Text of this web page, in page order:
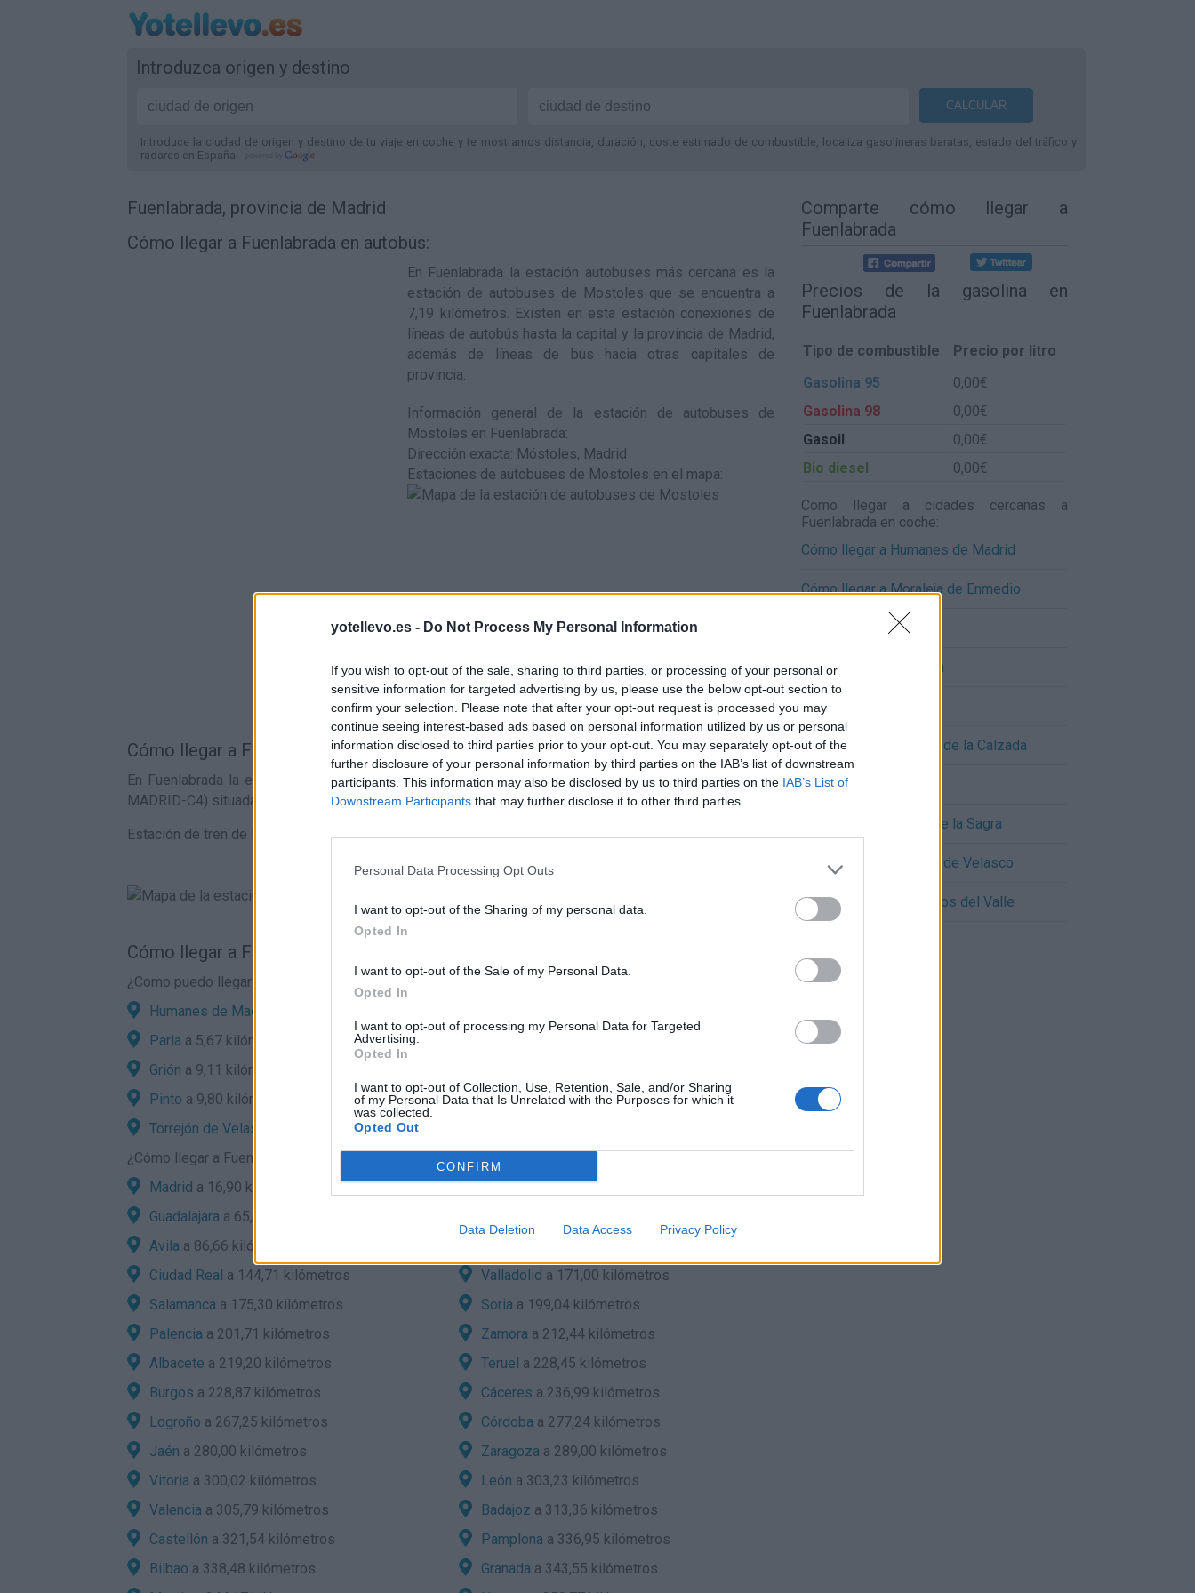
yotellevo.es - Do Not Process My Personal Information
If you wish to opt-out of the sale, sharing to third parties, or processing of your personal or
sensitive information for targeted advertising by us, please use the below opt-out section to
confirm your selection. Please note that after your opt-out request is processed you may
continue seeing interest-based ads based on personal information utilized by us or personal
information disclosed to third parties prior to your opt-out. You may separately opt-out of the
further disclosure of your personal information by third parties on the IAB’s list of downstream
participants. This information may also be disclosed by us to third parties on the IAB’s List of
Downstream Participants that may further disclose it to other third parties.
Personal Data Processing Opt Outs
I want to opt-out of the Sharing of my personal data.
Opted In
I want to opt-out of the Sale of my Personal Data.
Opted In
I want to opt-out of processing my Personal Data for Targeted
Advertising.
Opted In
I want to opt-out of Collection, Use, Retention, Sale, and/or Sharing
of my Personal Data that Is Unrelated with the Purposes for which it
was collected.
Opted Out
CONFIRM
Data Deletion Data Access Privacy Policy
Introduzca origen y destino
Introduce la ciudad de origen y destino de tu viaje en coche y te mostramos distancia, duración, coste estimado de combustible, localiza gasolineras baratas, estado del tráfico y
radares en España.
Fuenlabrada, provincia de Madrid
Cómo llegar a Fuenlabrada en autobús:
En Fuenlabrada la estación autobuses más cercana es la
estación de autobuses de Mostoles que se encuentra a
7,19 kilómetros. Existen en esta estación conexiones de
líneas de autobús hasta la capital y la provincia de Madrid,
además de líneas de bus hacia otras capitales de
provincia.
Información general de la estación de autobuses de
Mostoles en Fuenlabrada:
Dirección exacta: Móstoles, Madrid
Estaciones de autobuses de Mostoles en el mapa:
Cómo llegar a Fuenlabrada en tren:
En Fuenlabrada la estación de tren más cercana es la estación de tren de cercanias de Parla (líneas
MADRID-C4) situada a 0,19 kilómetros
Estación de tren de Parla en el mapa
Cómo llegar a Fuenlabrada por carretera:
¿Como puedo llegar en coche a Fuenlabrada desde localidades cercanas?
Humanes de Madrid
Parla a 5,67 kilómetros
Grión a 9,11 kilómetros
Pinto a 9,80 kilómetros Cubas de la Sagra a 10,69 kilómetros
Torrejón de Velasco
a 10,87 kilómetros
¿ Cómo llegar a Fuenlabrada
desde localidades con gran población o capitales de provincia?
Madrid a 16,90 kilómetros Toledoa 49,67 kilómetros
Guadalajara a 65,99 kilómetros
Avila a 86,66 kilómetros
Ciudad Real a 144,71 kilómetros Valladolid a 171,00 kilómetros
Salamanca a 175,30 kilómetros Soria a 199,04 kilómetros
Palencia a 201,71 kilómetros Zamora a 212,44 kilómetros
Albacete a 219,20 kilómetros Teruel a 228,45 kilómetros
Burgos a 228,87 kilómetros Cáceres a 236,99 kilómetros
Logroño a 267,25 kilómetros Córdoba a 277,24 kilómetros
Jaén a 280,00 kilómetros Zaragoza a 289,00 kilómetros
Vitoria a 300,02 kilómetros León a 303,23 kilómetros
Valencia a 305,79 kilómetros Badajoz a 313,36 kilómetros
Castellón a 321,54 kilómetros Pamplona a 336,95 kilómetros
Bilbao a 338,48 kilómetros Granada a 343,55 kilómetros
Comparte cómo llegar a
Fuenlabrada
Precios de la gasolina en
Fuenlabrada
Tipo de combustible
Precio por litro
Gasolina 95
0,00€
Gasolina 98
0,00€
Gasoil
0,00€
Bio diesel
0,00€
Cómo llegar a cidades cercanas a
Fuenlabrada en coche:
Cómo llegar a Humanes de Madrid
Cómo llegar a Moraleja de Enmedio
Cómo llegar a Parla
Cómo llegar a Alcorcon
Cómo llegar a Grión
Cómo llegar a Torrejón de la Calzada
Cómo llegar a Pinto
Cómo llegar a Cubas de la Sagra
Cómo llegar a Torrejón de Velasco
Cómo llegar a Serranillos del Valle